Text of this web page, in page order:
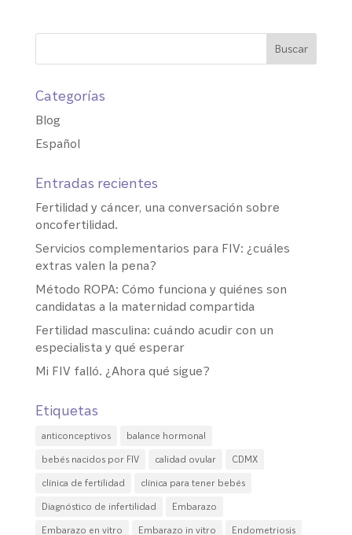
Categorías
Blog
Español
Entradas recientes
Fertilidad y cáncer, una conversación sobre
oncofertilidad.
Servicios complementarios para FIV: ¿cuáles
extras valen la pena?
Método ROPA: Cómo funciona y quiénes son
candidatas a la maternidad compartida
Fertilidad masculina: cuándo acudir con un
especialista y qué esperar
Mi FIV falló. ¿Ahora qué sigue?
Etiquetas
anticonceptivos
balance hormonal
bebés nacidos por FIV
calidad ovular
CDMX
clínica de fertilidad
clínica para tener bebés
Diagnóstico de infertilidad
Embarazo
Embarazo en vitro
Embarazo in vitro
Endometriosis